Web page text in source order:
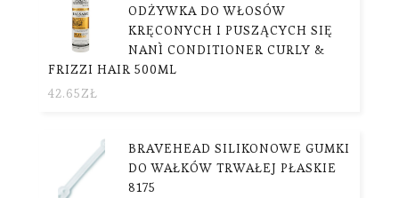
ODŻYWKA DO WŁOSÓW
KRĘCONYCH I PUSZĄCYCH SIĘ
NANÌ CONDITIONER CURLY &
FRIZZI HAIR 500ML
42.65ZŁ
BRAVEHEAD SILIKONOWE GUMKI
DO WAŁKÓW TRWAŁEJ PŁASKIE
8175